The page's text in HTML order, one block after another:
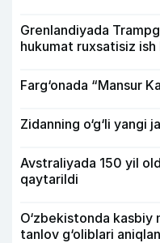
Grenlandiyada
hukumat ruxsatisiz ish
Farg‘onada “Mansur
Zidanning o‘g‘li yangi
Avstraliyada 150 yil
qaytarildi
O‘zbekistonda kasbiy
tanlov g‘oliblari